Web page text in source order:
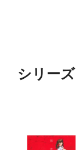
シリーズ